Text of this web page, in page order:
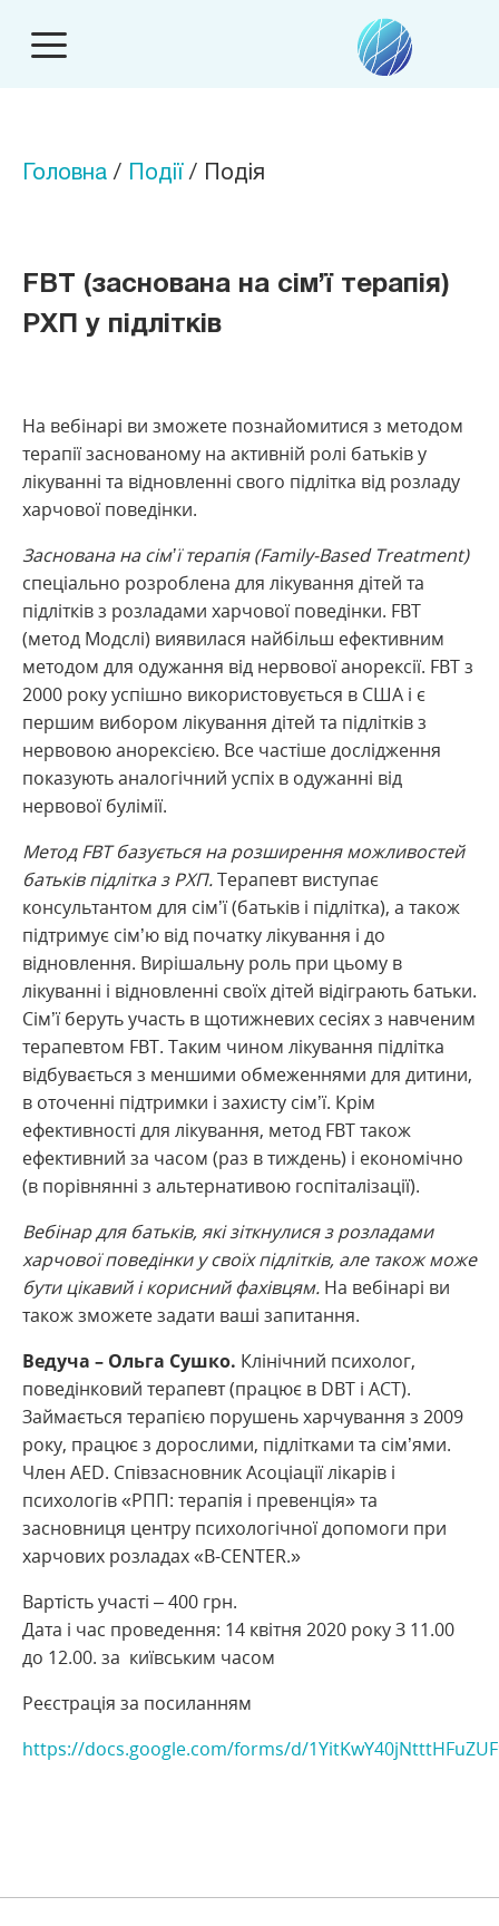
Головна / Події / Подія
FBT (заснована на сім’ї терапія)
РХП у підлітків
На вебінарі ви зможете познайомитися з методом
терапії заснованому на активній ролі батьків у
лікуванні та відновленні свого підлітка від розладу
харчової поведінки.
Заснована на сім’ї терапія (Family-Based Treatment)
спеціально розроблена для лікування дітей та
підлітків з розладами харчової поведінки. FBT
(метод Модслі) виявилася найбільш ефективним
методом для одужання від нервової анорексії. FBT з
2000 року успішно використовується в США і є
першим вибором лікування дітей та підлітків з
нервовою анорексією. Все частіше дослідження
показують аналогічний успіх в одужанні від
нервової булімії.
Метод FBT базується на розширення можливостей
батьків підлітка з РХП.Терапевт виступає
консультантом для сім’ї (батьків і підлітка), а також
підтримує сім’ю від початку лікування і до
відновлення. Вирішальну роль при цьому в
лікуванні і відновленні своїх дітей відіграють батьки.
Сім’ї беруть участь в щотижневих сесіях з навченим
терапевтом FBT. Таким чином лікування підлітка
відбувається з меншими обмеженнями для дитини,
в оточенні підтримки і захисту сім’ї. Крім
ефективності для лікування, метод FBT також
ефективний за часом (раз в тиждень) і економічно
(в порівнянні з альтернативою госпіталізації).
Вебінар для батьків, які зіткнулися з розладами
харчової поведінки у своїх підлітків, але також може
бути цікавий і корисний фахівцям. На вебінарі ви
також зможете задати ваші запитання.
Ведуча – Ольга Сушко. Клінічний психолог,
поведінковий терапевт (працює в DBT і ACT).
Займається терапією порушень харчування з 2009
року, працює з дорослими, підлітками та сім’ями.
Член AED. Співзасновник Асоціації лікарів і
психологів «РПП: терапія і превенція» та
засновниця центру психологічної допомоги при
харчових розладах «B-CENTER.»
Вартість участі – 400 грн.
Дата і час проведення: 14 квітня 2020 року З 11.00
до 12.00. за київським часом
Реєстрація за посиланням
https://docs.google.com/forms/d/